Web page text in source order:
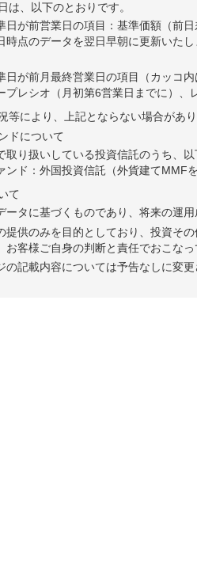
は、以下のとおりです。
日が前営業日の項目：基準価額（前
点のデータを翌日早朝に更新いた
日が前月最終営業日の項目（カッコ
プレシオ（月初第6営業日までに）
等により、上記とならない場合があ
ドについて
取り扱いしている投資信託のうち、
ンド：外国投資信託（外貨建てMMF
て
ータに基づくものであり、将来の運
提供のみを目的としており、投資そ
お客様ご自身の判断と責任でおこな
の記載内容については予告なしに変